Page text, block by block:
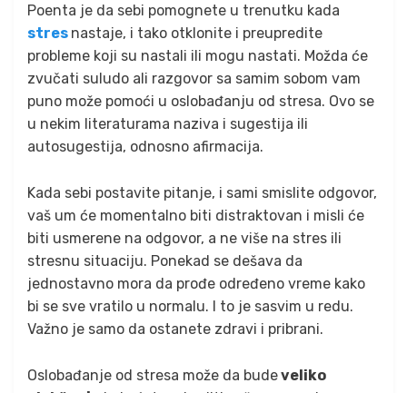
Poenta je da sebi pomognete u trenutku kada
stres nastaje, i tako otklonite i preupredite
probleme koji su nastali ili mogu nastati. Možda će
zvučati suludo ali razgovor sa samim sobom vam
puno može pomoći u oslobađanju od stresa. Ovo se
u nekim literaturama naziva i sugestija ili
autosugestija, odnosno afirmacija.
Kada sebi postavite pitanje, i sami smislite odgovor,
vaš um će momentalno biti distraktovan i misli će
biti usmerene na odgovor, a ne više na stres ili
stresnu situaciju. Ponekad se dešava da
jednostavno mora da prođe određeno vreme kako
bi se sve vratilo u normalu. I to je sasvim u redu.
Važno je samo da ostanete zdravi i pribrani.
Oslobađanje od stresa može da budeveliko